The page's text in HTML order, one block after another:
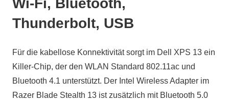
Thunderbolt, USB
Für die kabellose Konnektivität sorgt im Dell XPS 13 ein
Killer-Chip, der den WLAN Standard 802.11ac und
Bluetooth 4.1 unterstützt. Der Intel Wireless Adapter im
Razer Blade Stealth 13 ist zusätzlich mit Bluetooth 5.0